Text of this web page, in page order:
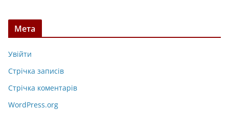
Мета
Увійти
Стрічка записів
Стрічка коментарів
WordPress.org